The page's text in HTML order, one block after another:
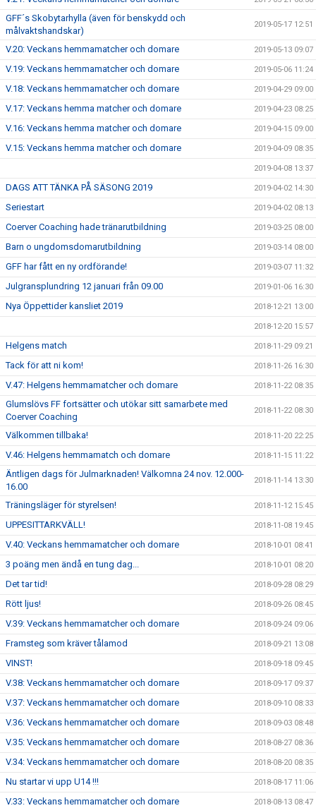
GFF´s Skobytarhylla (även för benskydd och
målvaktshandskar)
2019-05-17 12:51
V.20: Veckans hemmamatcher och domare 2019-05-13 09:07
V.19: Veckans hemmamatcher och domare 2019-05-06 11:24
V.18: Veckans hemmamatcher och domare 2019-04-29 09:00
V.17: Veckans hemma matcher och domare 2019-04-23 08:25
V.16: Veckans hemma matcher och domare 2019-04-15 09:00
V.15: Veckans hemma matcher och domare 2019-04-09 08:35
2019-04-08 13:37
DAGS ATT TÄNKA PÅ SÄSONG 2019 2019-04-02 14:30
Seriestart 2019-04-02 08:13
Coerver Coaching hade tränarutbildning 2019-03-25 08:00
Barn o ungdomsdomarutbildning 2019-03-14 08:00
GFF har fått en ny ordförande! 2019-03-07 11:32
Julgransplundring 12 januari från 09.00 2019-01-06 16:30
Nya Öppettider kansliet 2019 2018-12-21 13:00
2018-12-20 15:57
Helgens match 2018-11-29 09:21
Tack för att ni kom! 2018-11-26 16:30
V.47: Helgens hemmamatcher och domare 2018-11-22 08:35
Glumslövs FF fortsätter och utökar sitt samarbete med
Coerver Coaching
2018-11-22 08:30
Välkommen tillbaka! 2018-11-20 22:25
V.46: Helgens hemmamatch och domare 2018-11-15 11:22
Äntligen dags för Julmarknaden! Välkomna 24 nov. 12.000-
16.00
2018-11-14 13:30
Träningsläger för styrelsen! 2018-11-12 15:45
UPPESITTARKVÄLL! 2018-11-08 19:45
V.40: Veckans hemmamatcher och domare 2018-10-01 08:41
3 poäng men ändå en tung dag... 2018-10-01 08:20
Det tar tid! 2018-09-28 08:29
Rött ljus! 2018-09-26 08:45
V.39: Veckans hemmamatcher och domare 2018-09-24 09:06
Framsteg som kräver tålamod 2018-09-21 13:08
VINST! 2018-09-18 09:45
V.38: Veckans hemmamatcher och domare 2018-09-17 09:37
V.37: Veckans hemmamatcher och domare 2018-09-10 08:33
V.36: Veckans hemmamatcher och domare 2018-09-03 08:48
V.35: Veckans hemmamatcher och domare 2018-08-27 08:36
V.34: Veckans hemmamatcher och domare 2018-08-20 08:35
Nu startar vi upp U14 !!! 2018-08-17 11:06
V.33: Veckans hemmamatcher och domare 2018-08-13 08:47